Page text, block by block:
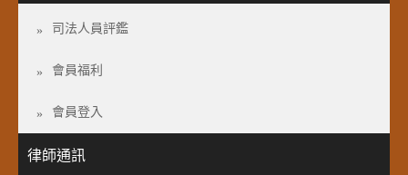
司法人員評鑑
會員福利
會員登入
律師通訊